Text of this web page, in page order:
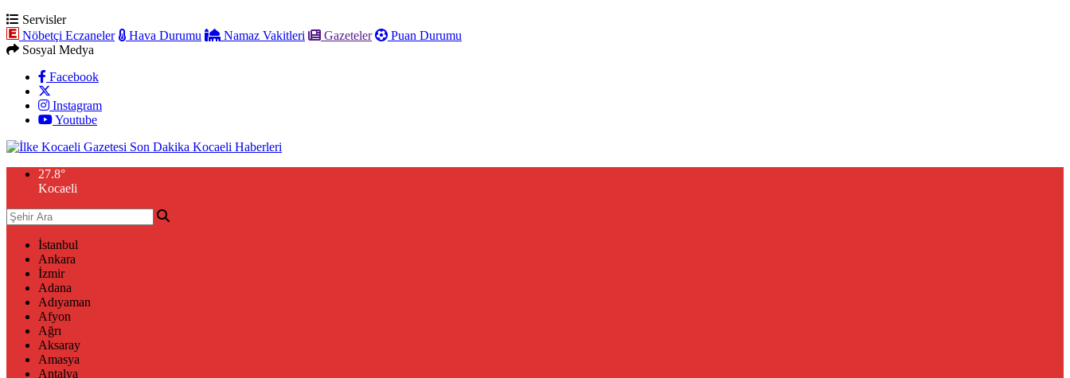
Servisler
Nöbetçi Eczaneler
Hava Durumu Namaz Vakitleri Gazeteler
Puan Durumu
Sosyal Medya
Facebook
Instagram
Youtube
27.8°
Kocaeli
İstanbul
Ankara
İzmir
Adana
Adıyaman
Afyon
Ağrı
Aksaray
Amasya
Antalya